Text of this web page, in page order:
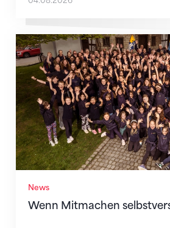
News
Wenn Mitmachen
Wenn Mitmachen